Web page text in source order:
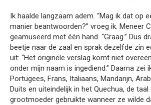
Ik haalde langzaam adem. “Mag ik dat op
manier beantwoorden?” vroeg ik. Meneer
geamuseerd met één hand. “Graag.” Dus
beetje naar de zaal en sprak dezelfde zin
uit: “Het originele verslag komt niet
onder mijn naam is ingediend.” Daarna zei
Portugees, Frans, Italiaans, Mandarijn,
Duits en uiteindelijk in het Quechua, de taal
grootmoeder gebruikte wanneer ze wilde